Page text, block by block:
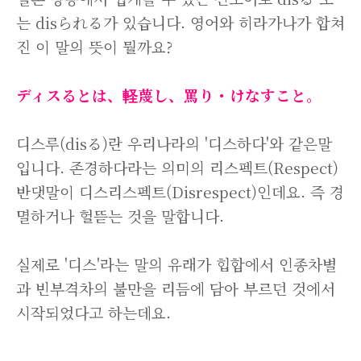
는 disられる가 있습니다. 영어와 히라가나가 합쳐
진 이 말의 뜻이 뭘까요?
ディスるとは、軽蔑し、罵り・けなすこと。
디스루(disる)란 우리나라의 '디스하다'와 같은말
입니다. 존경하다라는 의미의 리스펙트(Respect)
반댓말이 디스리스펙트(Disrespect)인데요. 즉 경
멸하거나 헐뜯는 것을 말합니다.
실제로 '디스'라는 말의 유래가 힙합에서 인종차별
과 빈부격차의 불만을 리듬에 담아 부르던 것에서
시작되었다고 하는데요.